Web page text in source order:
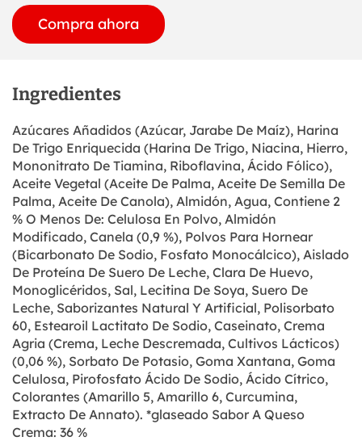
Compra ahora
Ingredientes
Azúcares Añadidos (Azúcar, Jarabe De Maíz), Harina
De Trigo Enriquecida (Harina De Trigo, Niacina, Hierro,
Mononitrato De Tiamina, Riboflavina, Ácido Fólico),
Aceite Vegetal (Aceite De Palma, Aceite De Semilla De
Palma, Aceite De Canola), Almidón, Agua, Contiene 2
% O Menos De: Celulosa En Polvo, Almidón
Modificado, Canela (0,9 %), Polvos Para Hornear
(Bicarbonato De Sodio, Fosfato Monocálcico), Aislado
De Proteína De Suero De Leche, Clara De Huevo,
Monoglicéridos, Sal, Lecitina De Soya, Suero De
Leche, Saborizantes Natural Y Artificial, Polisorbato
60, Estearoil Lactitato De Sodio, Caseinato, Crema
Agria (Crema, Leche Descremada, Cultivos Lácticos)
(0,06 %), Sorbato De Potasio, Goma Xantana, Goma
Celulosa, Pirofosfato Ácido De Sodio, Ácido Cítrico,
Colorantes (Amarillo 5, Amarillo 6, Curcumina,
Extracto De Annato). *glaseado Sabor A Queso
Crema: 36 %